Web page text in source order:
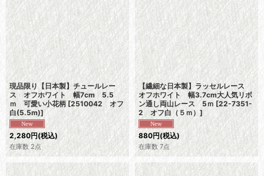
現品限り【日本製】チュールレー
ス オフホワイト 幅7cm 5.5
ｍ 可愛い小花柄 [2510042 オフ
白(5.5m)]
2,280円(税込)
在庫数 2点
【繊細な日本製】ラッセルレース
オフホワイト 幅3.7cm大人気リボ
ン通し両山レース 5ｍ [22-7351-
2 オフ白（５ｍ）]
880円(税込)
在庫数 7点